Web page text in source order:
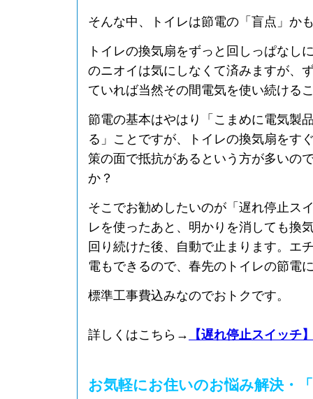
そんな中、トイレは節電の「盲点」か
トイレの換気扇をずっと回しっぱなし
のニオイは気にしなくて済みますが、
ていれば当然その間電気を使い続ける
節電の基本はやはり「こまめに電気製
る」ことですが、トイレの換気扇をす
策の面で抵抗があるという方が多いの
か？
そこでお勧めしたいのが「遅れ停止ス
レを使ったあと、明かりを消しても換
回り続けた後、自動で止まります。エ
電もできるので、春先のトイレの節電
標準工事費込みなのでおトクです。
詳しくはこちら→ 【遅れ停止スイッチ
お気軽にお住いのお悩み解決・